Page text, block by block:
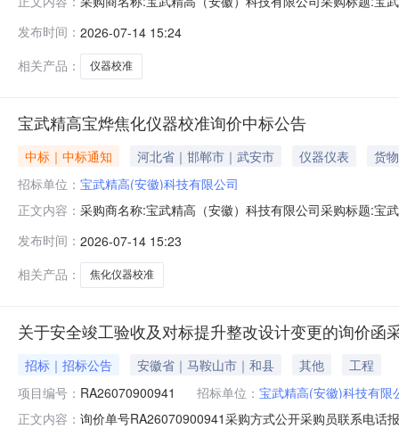
发布时间： 2026-07-14 15:24
相关产品：
仪器校准
宝武精高宝烨焦化仪器校准询价中标公告
中标｜中标通知 河北省｜邯郸市｜武安市 仪器仪表
货物
招标单位： 宝武精高(安徽)科技有限公司
正文内容： 采购商名称:宝武精高（安徽）科技有限公司采购标题:宝
发布时间： 2026-07-14 15:23
相关产品：
焦化仪器校准
关于安全竣工验收及对标提升整改设计变更的询价函
招标｜招标公告 安徽省｜马鞍山市｜和县 其他
工程
项目编号： RA26070900941 招标单位： 宝武精高(安徽)科技有限
正文内容： 询价单号RA26070900941采购方式公开采购员联系电话